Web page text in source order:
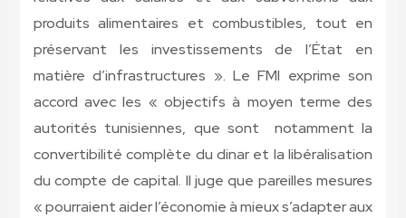
produits alimentaires et combustibles, tout en
préservant les investissements de l’État en
matière d’infrastructures ». Le FMI exprime son
accord avec les « objectifs à moyen terme des
autorités tunisiennes, que sont notamment la
convertibilité complète du dinar et la libéralisation
du compte de capital. Il juge que pareilles mesures
« pourraient aider l’économie à mieux s’adapter aux